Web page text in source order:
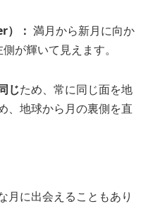
： 満月から新月に向か
が輝いて見えます。
じため、常に同じ面を地
、地球から月の裏側を直
月に出会えることもあり